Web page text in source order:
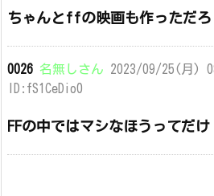
ちゃんとffの映画も作っただろ
0026 名無しさん 2023/09/25(月)
ID:fS1CeDio0
FFの中ではマシなほうってだけ